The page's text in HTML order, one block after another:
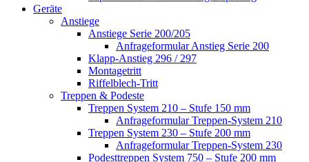
Geräte
Anstiege
Anstiege Serie 200/205
Anfrageformular Anstieg Serie 200
Klapp-Anstieg 296 / 297
Montagetritt
Riffelblech-Tritt
Treppen & Podeste
Treppen System 210 – Stufe 150 mm
Anfrageformular Treppen-System 210
Treppen System 230 – Stufe 200 mm
Anfrageformular Treppen-System 230
Podesttreppen System 750 – Stufe 200 mm